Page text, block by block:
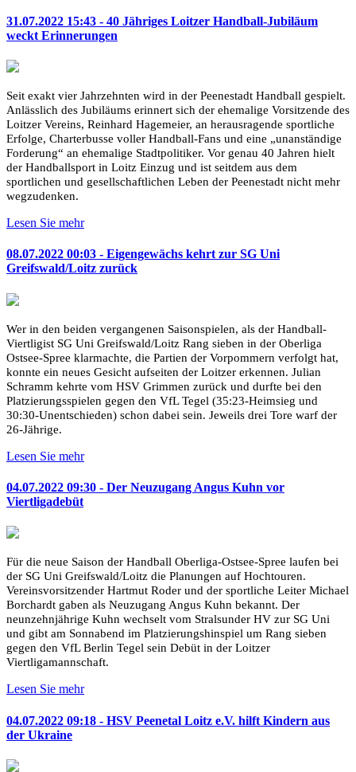
31.07.2022 15:43 - 40 Jähriges Loitzer Handball-Jubiläum
weckt Erinnerungen
Seit exakt vier Jahrzehnten wird in der Peenestadt Handball gespielt.
Anlässlich des Jubiläums erinnert sich der ehemalige Vorsitzende des
Loitzer Vereins, Reinhard Hagemeier, an herausragende sportliche
Erfolge, Charterbusse voller Handball-Fans und eine „unanständige
Forderung“ an ehemalige Stadtpolitiker. Vor genau 40 Jahren hielt
der Handballsport in Loitz Einzug und ist seitdem aus dem
sportlichen und gesellschaftlichen Leben der Peenestadt nicht mehr
wegzudenken.
Lesen Sie mehr
08.07.2022 00:03 - Eigengewächs kehrt zur SG Uni
Greifswald/Loitz zurück
Wer in den beiden vergangenen Saisonspielen, als der Handball-
Viertligist SG Uni Greifswald/Loitz Rang sieben in der Oberliga
Ostsee-Spree klarmachte, die Partien der Vorpommern verfolgt hat,
konnte ein neues Gesicht aufseiten der Loitzer erkennen. Julian
Schramm kehrte vom HSV Grimmen zurück und durfte bei den
Platzierungsspielen gegen den VfL Tegel (35:23-Heimsieg und
30:30-Unentschieden) schon dabei sein. Jeweils drei Tore warf der
26-Jährige.
Lesen Sie mehr
04.07.2022 09:30 - Der Neuzugang Angus Kuhn vor
Viertligadebüt
Für die neue Saison der Handball Oberliga-Ostsee-Spree laufen bei
der SG Uni Greifswald/Loitz die Planungen auf Hochtouren.
Vereinsvorsitzender Hartmut Roder und der sportliche Leiter Michael
Borchardt gaben als Neuzugang Angus Kuhn bekannt. Der
neunzehnjährige Kuhn wechselt vom Stralsunder HV zur SG Uni
und gibt am Sonnabend im Platzierungshinspiel um Rang sieben
gegen den VfL Berlin Tegel sein Debüt in der Loitzer
Viertligamannschaft.
Lesen Sie mehr
04.07.2022 09:18 - HSV Peenetal Loitz e.V. hilft Kindern aus
der Ukraine